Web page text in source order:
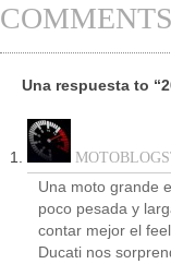
COMMENTS
Una respuesta to
Una moto grande
poco pesada y
contar mejor el
Ducati nos